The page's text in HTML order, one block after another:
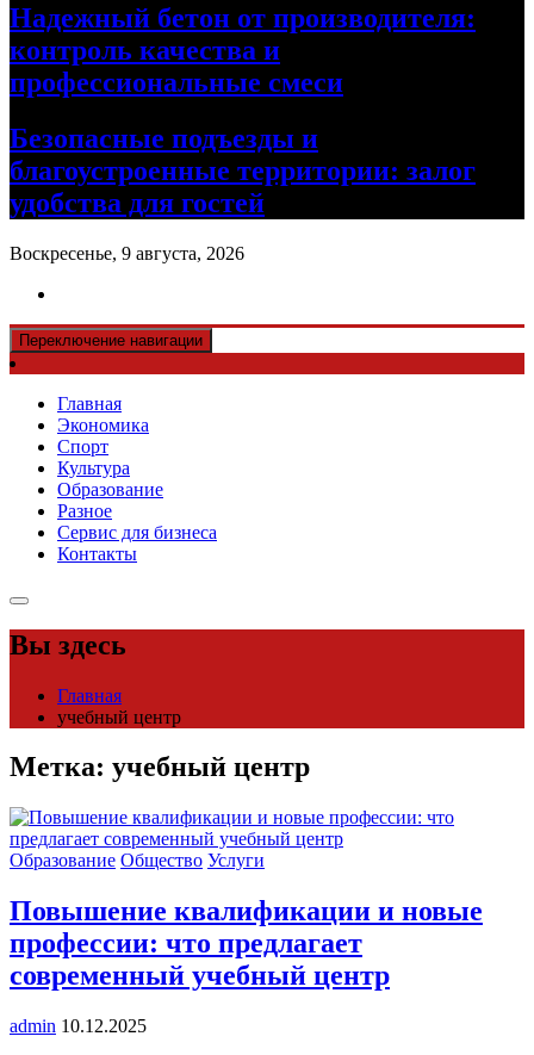
Надежный бетон от производителя:
контроль качества и
профессиональные смеси
Безопасные подъезды и
благоустроенные территории: залог
удобства для гостей
Воскресенье, 9 августа, 2026
Переключение навигации
Главная
Экономика
Спорт
Культура
Образование
Разное
Сервис для бизнеса
Контакты
Вы здесь
Главная
учебный центр
Метка: учебный центр
Образование Общество Услуги
Повышение квалификации и новые
профессии: что предлагает
современный учебный центр
admin 10.12.2025